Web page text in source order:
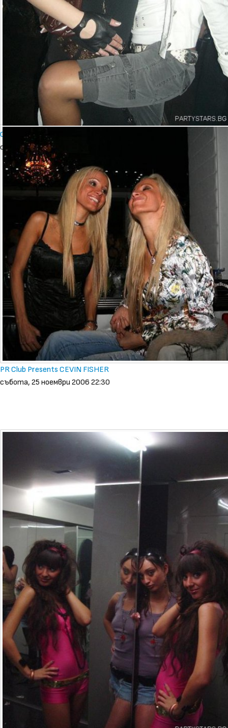
Club COMICS Presents JAY TRIPWIRE
събота, 17 февруари 2007 23:00
PR Club Presents CEVIN FISHER
събота, 25 ноември 2006 22:30